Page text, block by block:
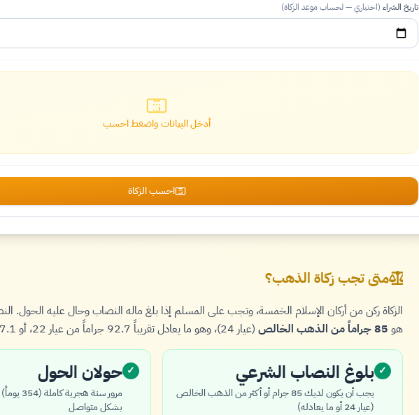
تاريخ الشراء (اختياري — لحساب موعد الزكاة)
أدخل البيانات واضغط احسب
احسب الزكاة
متى تجب زكاة الذهب؟
الزكاة ركن من أركان الإسلام الخمسة، وتجب على المسلم إذا بلغ ماله النصاب وحال عليه الحول.
هو 85 جراماً من الذهب الخالص (عيار 24)، وهو ما يعادل تقريباً 92.7 جراماً من عيار 22، أو 97.1 جراماً من عيار 21.
✓ بلوغ النصاب الشرعي
يجب أن يكون لديك 85 جرام أو أكثر من الذهب الخالص
(عيار 24 أو ما يعادله)
✓ حولان الحول
مرور سنة
بشكل متواصل